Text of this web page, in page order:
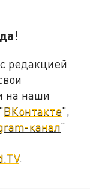
редакцией
на наши
ВКонтакте",
канал"
.